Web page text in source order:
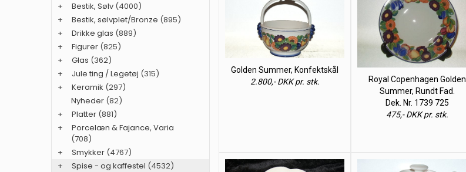
Golden Summer, Konfektskål
2.800,- DKK pr. stk.
Royal Copenhagen Golden
Summer, Rundt Fad.
Dek. Nr. 1739 725
475,- DKK pr. stk.
+
Bestik, Sølv (4000)
+
Bestik, sølvplet/Bronze (895)
+
Drikke glas (889)
+
Figurer (825)
+
Glas (362)
+
Jule ting / Legetøj (315)
+
Keramik (297)
Nyheder (82)
+
Platter (881)
+
Porcelæn & Fajance, Varia
(708)
+
Smykker (4767)
+
Spise - og kaffestel (4532)